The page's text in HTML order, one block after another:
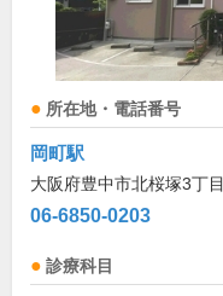
所在地・電話番号
岡町駅
大阪府豊中市北桜塚3丁
06-6850-0203
診療科目